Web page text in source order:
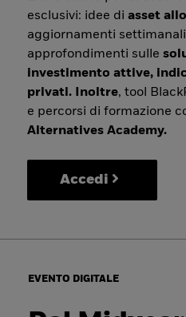
esclusivi: idee diasset
aggiornamenti
approfondimenti sulle
investimento attive,
privati. Inoltre, tool
e percorsi di formazione
Alternatives Academy.
Accedi
EVENTO DIGITALE